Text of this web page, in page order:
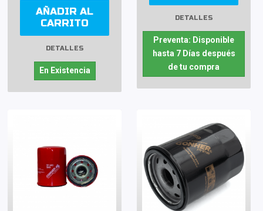
AÑADIR AL
CARRITO
DETALLES
En Existencia
DETALLES
Preventa: Disponible
hasta 7 Días después
de tu compra